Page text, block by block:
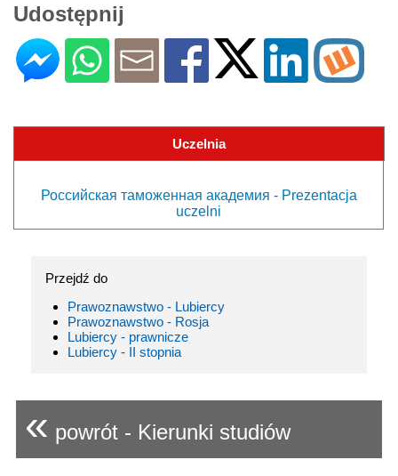
Udostępnij
Uczelnia
Российская таможенная академия - Prezentacja
uczelni
Przejdź do
Prawoznawstwo - Lubiercy
Prawoznawstwo - Rosja
Lubiercy - prawnicze
Lubiercy - II stopnia
« powrót - Kierunki studiów